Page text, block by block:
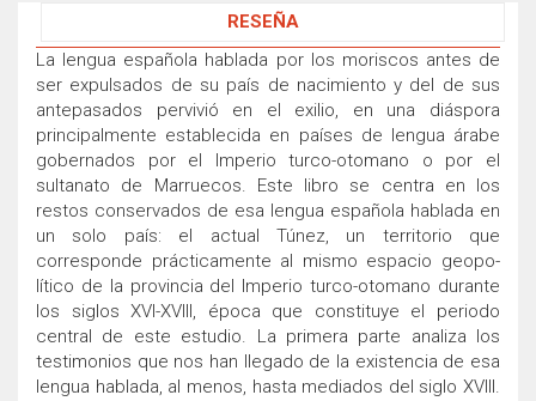
RESEÑA
La lengua española hablada por los moriscos antes de
ser expulsados de su país de nacimiento y del de sus
antepasados pervivió en el exilio, en una diáspora
principalmente establecida en países de lengua árabe
gobernados por el Imperio turco-otomano o por el
sultanato de Marruecos. Este libro se centra en los
restos conservados de esa lengua española hablada en
un solo país: el actual Túnez, un territorio que
corresponde prácticamente al mismo espacio geopo-
lítico de la provincia del Imperio turco-otomano durante
los siglos XVI-XVIII, época que constituye el periodo
central de este estudio. La primera parte analiza los
testimonios que nos han llegado de la existencia de esa
lengua hablada, al menos, hasta mediados del siglo XVIII.